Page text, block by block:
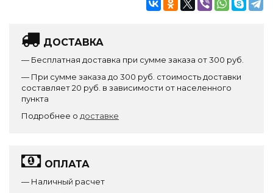
ДОСТАВКА
— Бесплатная доставка при сумме заказа от 300 руб.
— При сумме заказа до 300 руб. стоимость доставки
составляет 20 руб. в зависимости от населенного
пункта
Подробнее о доставке
ОПЛАТА
— Наличный расчет